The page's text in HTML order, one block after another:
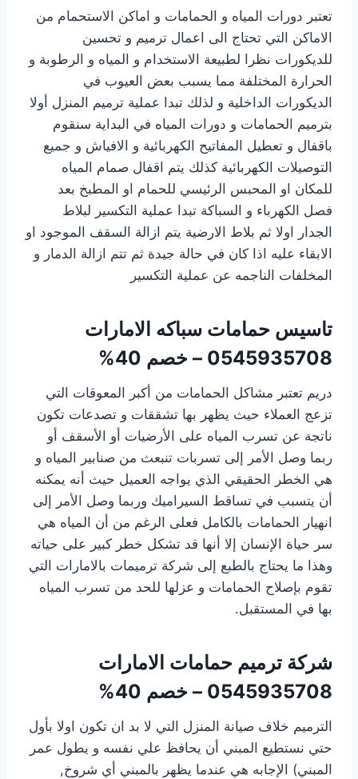
تعتبر دورات المياه و الحمامات و اماكن الاستحمام من
الاماكن التي تحتاج الى اعمال ترميم و تحسين
للديكورات نظرا لطبيعة الاستخدام و المياه و الرطوبة و
الحرارة المختلفة مما يسبب بعض العيوب في
الديكورات الداخلية و لذلك تبدا عملية ترميم المنزل أولا
بترميم الحمامات و دورات المياه في البداية سنقوم
باقفال و تعطيل المفاتيح الكهربائية و الافياش و جميع
التوصيلات الكهربائية كذلك يتم اقفال صمام المياه
للمكان او المحبس الرئيسي للحمام او المطبخ بعد
فصل الكهرباء و السباكة تبدا عملية التكسير لبلاط
الجدار اولا ثم بلاط الارضية يتم ازالة السقف الموجود او
الابقاء عليه اذا كان في حالة جيدة ثم تتم ازالة الدمار و
المخلفات الناجمه عن عملية التكسير
تاسيس حمامات سباكه الامارات
0545935708 – خصم 40%
دريم تعتبر مشاكل الحمامات من أكبر المعوقات التي
تزعج العملاء حيث يظهر بها تشققات و تصدعات تكون
ناتجة عن تسرب المياه على الأرضيات أو الأسقف أو
ربما وصل الأمر إلى تسربات تنبعث من صنابير المياه و
هي الخطر الحقيقي الذي يواجه العميل حيث أنه يمكنه
أن يتسبب في تساقط السيراميك وربما وصل الأمر إلى
انهيار الحمامات بالكامل فعلى الرغم من أن المياه هي
سر حياة الإنسان إلا أنها قد تشكل خطر كبير على حياته
وهذا ما يحتاج بالطبع إلى شركة ترميمات بالامارات التي
تقوم بإصلاح الحمامات و عزلها للحد من تسرب المياه
بها في المستقبل.
شركة ترميم حمامات الامارات
0545935708 – خصم 40%
الترميم خلاف صيانة المنزل التي لا بد ان تكون اولا بأول
حتي نستطيع المبني أن يحافظ علي نفسه و يطول عمر
المبني) الإجابه هي عندما يظهر بالمبني أي شروخ,